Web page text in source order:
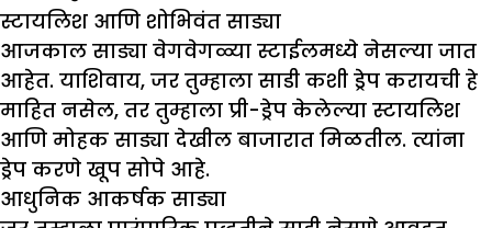
स्टायलिश आणि शोभिवंत साड्या
आजकाल साड्या वेगवेगळ्या स्टाईलमध्ये नेसल्या जात
आहेत. याशिवाय, जर तुम्हाला साडी कशी ड्रेप करायची हे
माहित नसेल, तर तुम्हाला प्री-ड्रेप केलेल्या स्टायलिश
आणि मोहक साड्या देखील बाजारात मिळतील. त्यांना
ड्रेप करणे खूप सोपे आहे.
आधुनिक आकर्षक साड्या